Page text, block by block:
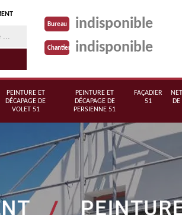
Bureau indisponible
Chantier indisponible
PEINTURE ET
DÉCAPAGE DE
VOLET 51
PEINTURE ET
DÉCAPAGE DE
PERSIENNE 51
FAÇADIER
51